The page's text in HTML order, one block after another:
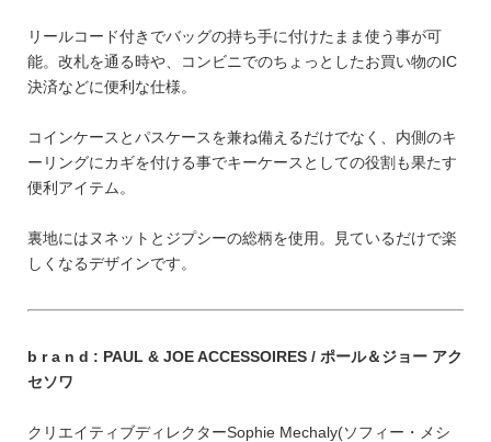
会社特典
会社概要
リールコード付きでバッグの持ち手に付けたまま使う事が可
能。改札を通る時や、コンビニでのちょっとしたお買い物のIC
決済などに便利な仕様。
コインケースとパスケースを兼ね備えるだけでなく、内側のキ
ーリングにカギを付ける事でキーケースとしての役割も果たす
便利アイテム。
裏地にはヌネットとジプシーの総柄を使用。見ているだけで楽
しくなるデザインです。
b r a n d : PAUL & JOE ACCESSOIRES / ポール＆ジョー アク
セソワ
クリエイティブディレクターSophie Mechaly(ソフィー・メシ